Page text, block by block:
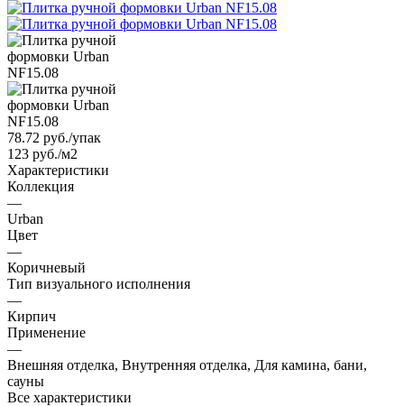
78.72 руб./упак
123 руб./м2
Характеристики
Коллекция
—
Urban
Цвет
—
Коричневый
Тип визуального исполнения
—
Кирпич
Применение
—
Внешняя отделка, Внутренняя отделка, Для камина, бани,
сауны
Все характеристики